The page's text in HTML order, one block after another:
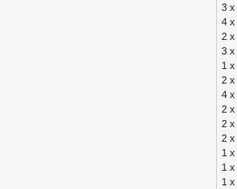
3 x
4 x
2 x
3 x
1 x
2 x
4 x
2 x
2 x
2 x
1 x
1 x
1 x